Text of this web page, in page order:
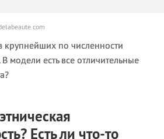
по численности
модели есть все отличительные
Есть ли что-то